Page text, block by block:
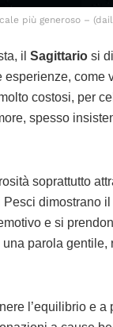
più generoso –
il Sagittario si
come
costosi, per
spesso
soprattutto
dimostrano
e si
parola
l’equilibrio e